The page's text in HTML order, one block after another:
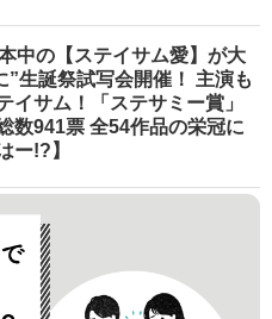
中の【ステイサム愛】が大
”生誕祭試写会開催！ 主演も
イサム！「ステサミー賞」
数941票 全54作品の栄冠に
ー!?】